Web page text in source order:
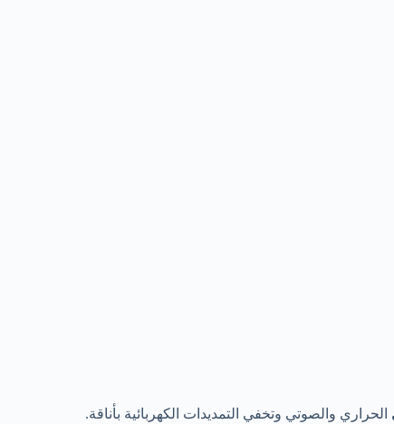
الحراري والصوتي وتخفي التمديدات الكهربائية بأناقة.